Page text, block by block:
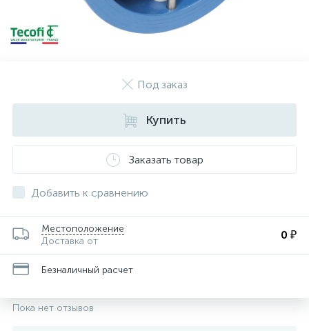
Под заказ
Купить
Заказать товар
Добавить к сравнению
Местоположение
Доставка от
0 ₽
Безналичный расчет
Пока нет отзывов